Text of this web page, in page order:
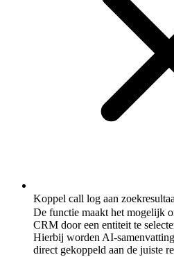
Koppel call log aan
De functie maakt het mogelijk
CRM door een entiteit te
Hierbij worden AI-
direct gekoppeld aan de juiste